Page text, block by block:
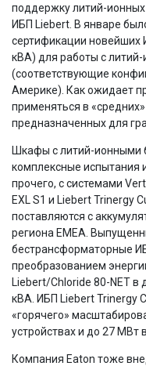
поддержку литий-
ИБП Liebert. В январе
сертификации новейших
кВА) для работы с
(соответствующие
Америке). Как ожидает
применяться в
предназначенных для
Шкафы c литий-ионными
комплексные испытания
прочего, с системами
EXL S1 и Liebert Trinergy
поставляются с
региона EMEA.
бестрансформаторные
преобразованием
Liebert/Chloride 80-NET в
кВА. ИБП Liebert Trinergy
«горячего»
устройствах и до 27 МВт
Компания Eaton тоже